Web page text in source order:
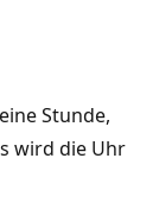
Stunde,
wird die Uhr